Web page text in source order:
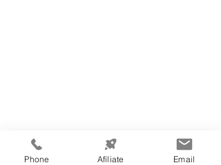
Phone Afíliate Email